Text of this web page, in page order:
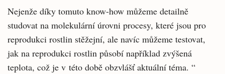
Nejenže díky tomuto know-how můžeme detailně
studovat na molekulární úrovni procesy, které jsou pro
reprodukci rostlin stěžejní, ale navíc můžeme testovat,
jak na reprodukci rostlin působí například zvýšená
teplota, což je v této době obzvlášť aktuální téma. “